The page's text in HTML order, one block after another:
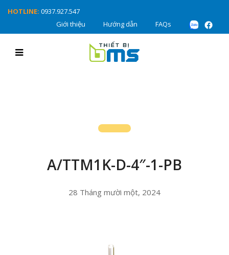
HOTLINE: 0937.927.547
Giới thiệu
Hướng dẫn FAQs
A/TTM1K-D-4″-1-PB
28 Tháng mười một, 2024